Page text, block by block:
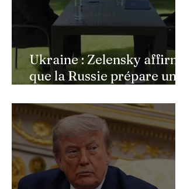
Ukraine : Zelensky affirme
que la Russie prépare une
militaire à l'automne